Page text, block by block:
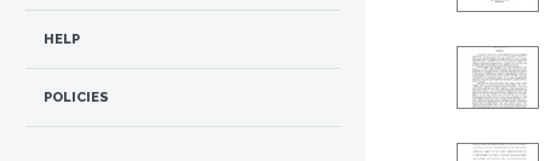
HELP
POLICIES